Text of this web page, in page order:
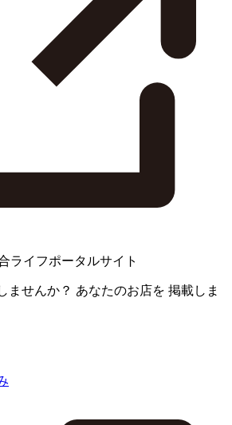
ライフポータルサイト
ませんか？ あなたのお店を 掲載しま